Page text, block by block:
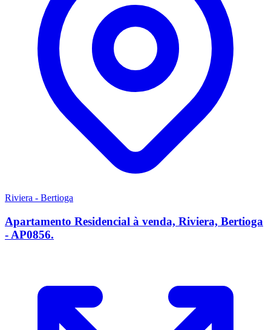
Riviera - Bertioga
Apartamento Residencial à venda, Riviera, Bertioga
- AP0856.